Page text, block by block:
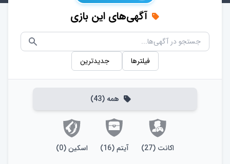
آگهی‌های این بازی
فیلترها جدیدترین
همه (
43
)
اکانت (
27
) آیتم(
16
) اسکین(
0
)